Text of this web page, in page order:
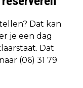
Dat kan
je een dag
Dat
(06) 31 79